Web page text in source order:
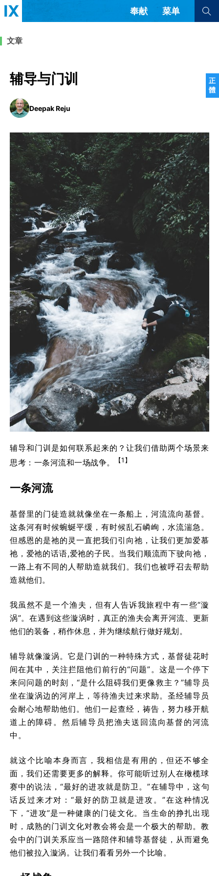
正
體
奉献 菜单
教会带领 解经式讲道与神学
福音传讲与宣教 成员制与教会纪律
团契生活与祷告
查看全部
查看全部
简体中文 正體中文
英语
西班牙语
葡萄牙语
俄语
乌兹别克语
达里语
波斯语
法语
罗马尼亚语
波兰语
越南语
意大利语
德语
韩语
土耳其语
阿拉伯语
阿尔巴尼亚语
塞尔维亚语 柬埔寨语
文章
辅导与门训
Deepak Reju
辅导和门训是如何联系起来的？让我们借助两个场景来
思考：一条河流和一场战争。
【1】
一条河流
基督里的门徒造就就像坐在一条船上，河流流向基督。
这条河有时候蜿蜒平缓，有时候乱石嶙峋，水流湍急。
但感恩的是祂的灵一直把我们引向祂，让我们更加爱慕
祂，爱祂的话语,爱祂的子民。当我们顺流而下驶向祂，
一路上有不同的人帮助造就我们。我们也被呼召去帮助
造就他们。
我虽然不是一个渔夫，但有人告诉我旅程中有一些“漩
涡”。在遇到这些漩涡时，真正的渔夫会离开河流、更新
他们的装备，稍作休息，并为继续航行做好规划。
辅导就像漩涡。它是门训的一种特殊方式，基督徒花时
间在其中，关注拦阻他们前行的“问题”。这是一个停下
来问问题的时刻，“是什么阻碍我们更像救主？”辅导员
坐在漩涡边的河岸上，等待渔夫过来求助。圣经辅导员
会耐心地帮助他们。他们一起查经，祷告，努力移开航
道上的障碍。然后辅导员把渔夫送回流向基督的河流
中。
就这个比喻本身而言，我相信是有用的，但还不够全
面，我们还需要更多的解释。你可能听过别人在橄榄球
赛中的说法，“最好的进攻就是防卫。”在辅导中，这句
话反过来才对：“最好的防卫就是进攻。”在这种情况
下，“进攻”是一种健康的门徒文化。当生命的挣扎出现
时，成熟的门训文化对教会将会是一个极大的帮助。教
会中的门训关系应当一路陪伴和辅导基督徒，从而避免
他们被拉入漩涡。让我们看看另外一个比喻。